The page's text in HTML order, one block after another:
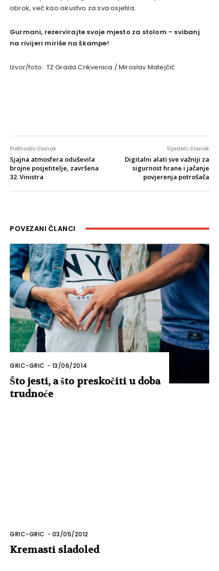
obrok, već kao iskustvo za sva osjetila.
Gurmani, rezervirajte svoje mjesto za stolom – svibanj
na rivijeri miriše na škampe!
Izvor/foto: TZ Grada Crikvenica / Miroslav Matejčić
Prethodni članak
Sjajna atmosfera oduševila
brojne posjetitelje, završena
32. Vinistra
Sljedeći članak
Digitalni alati sve važniji za
sigurnost hrane i jačanje
povjerenja potrošača
POVEZANI ČLANCI
GRIC-GRIC - 13/06/2014
Što jesti, a što preskočiti u doba
trudnoće
GRIC-GRIC - 03/05/2012
Kremasti sladoled